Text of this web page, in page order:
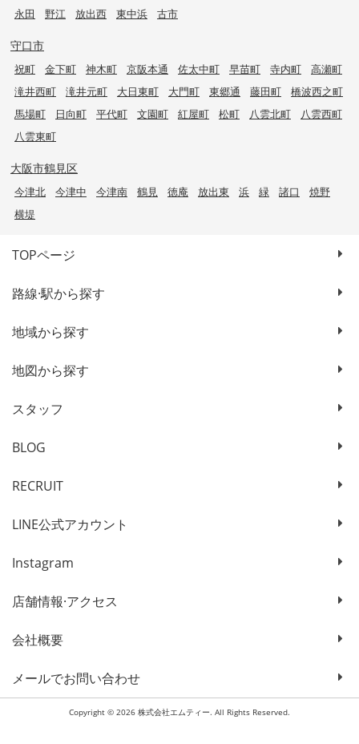
永田
野江 放出西 東中浜 古市
守口市
祝町 金下町 神木町 京阪本通 佐太中町 早苗町 寺内町
高瀬町
滝井西町
滝井元町 大日東町 大門町 東郷通 藤田町
橋波西之町
馬場町
日向町 平代町 文園町 紅屋町 松町 八雲北町
八雲西町
八雲東町
大阪市鶴見区
今津北 今津中 今津南 鶴見 徳庵 放出東 浜 緑 諸口
焼野
横堤
TOPページ
路線·駅から探す
地域から探す
地図から探す
スタッフ
BLOG
RECRUIT
LINE公式アカウント
Instagram
店舗情報·アクセス
会社概要
メールでお問い合わせ
Copyright © 2026 株式会社エムティー. All Rights Reserved.